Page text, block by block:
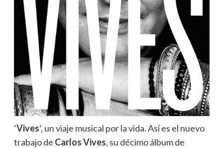
‘Vives‘, un viaje musical por la vida. Así es el nuevo
trabajo de Carlos Vives, su décimo álbum de